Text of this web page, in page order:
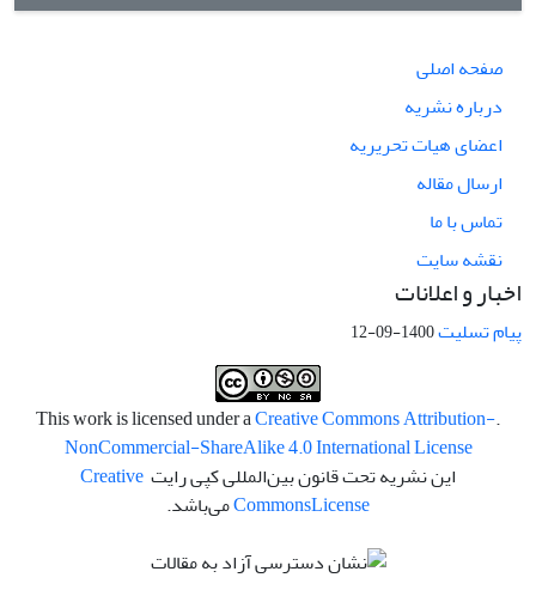
صفحه اصلی
درباره نشریه
اعضای هیات تحریریه
ارسال مقاله
تماس با ما
نقشه سایت
اخبار و اعلانات
پیام تسلیت1400-09-12
.This work is licensed under a
Creative Commons Attribution-
NonCommercial-ShareAlike 4.0 International License
این نشریه تحت قانون بین‌المللی کپی رایت Creative
CommonsLicense می‌باشد.